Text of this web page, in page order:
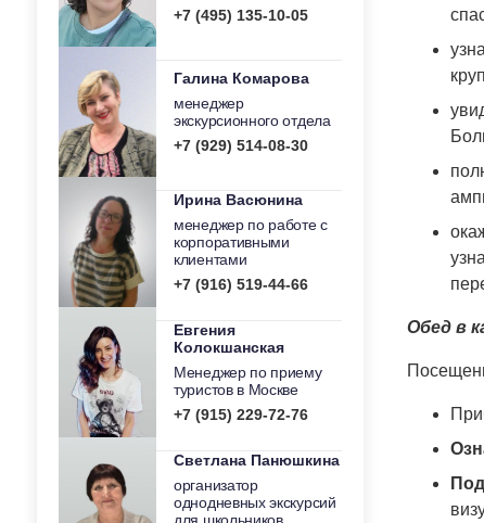
+7 (495) 135-10-05
Галина Комарова
менеджер
экскурсионного отдела
+7 (929) 514-08-30
Ирина Васюнина
менеджер по работе с
корпоративными
клиентами
+7 (916) 519-44-66
Евгения
Колокшанская
Менеджер по приему
туристов в Москве
+7 (915) 229-72-76
Светлана Панюшкина
организатор
однодневных экскурсий
Обед в